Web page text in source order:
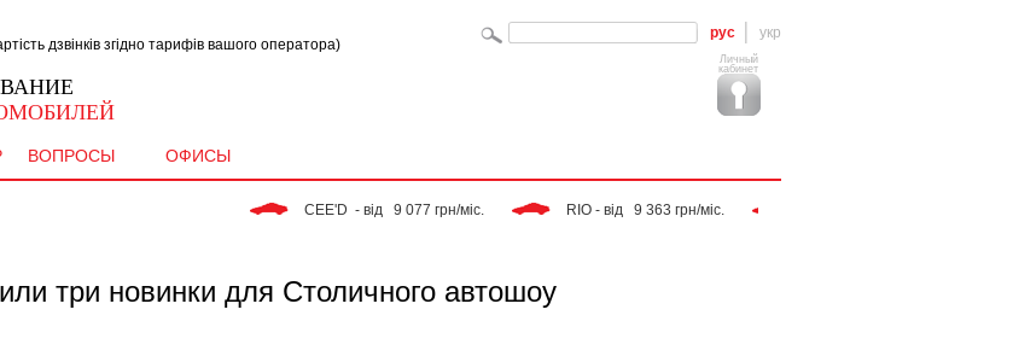
дзвінків згідно тарифів вашого оператора)
рус укр
Личный
кабинет
ВОПРОСЫ ОФИСЫ
CEE'D  - від   9 077 грн/міс. RIO - від   9 363 грн/міс.
три новинки для Столичного автошоу